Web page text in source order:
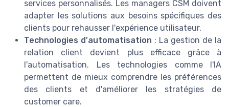
services personnalisés. Les managers CSM doivent
adapter les solutions aux besoins spécifiques des
clients pour rehausser l'expérience utilisateur.
Technologies d'automatisation : La gestion de la
relation client devient plus efficace grâce à
l'automatisation. Les technologies comme l'IA
permettent de mieux comprendre les préférences
des clients et d'améliorer les stratégies de
customer care.